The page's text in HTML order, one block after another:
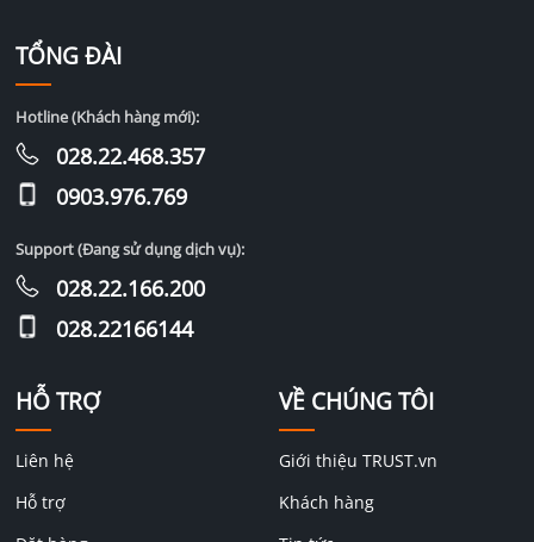
HỖ TRỢ
Liên hệ
Hỗ trợ
VỀ CHÚNG TÔI
Giới thiệu TRUST.vn
Khách hàng
TỔNG ĐÀI
Hotline (Khách hàng mới):
028.22.468.357
0903.976.769
Support (Đang sử dụng dịch vụ):
028.22.166.200
028.22166144